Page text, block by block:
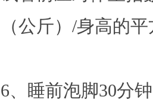
（公斤）/身高的
6、睡前泡脚30分